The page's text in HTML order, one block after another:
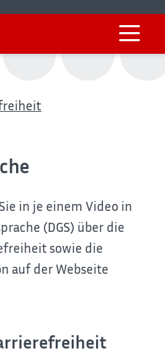
in je einem Video in
(DGS) über die
sowie die
auf der Webseite